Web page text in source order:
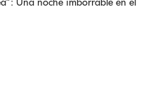
Una noche imborrable en el